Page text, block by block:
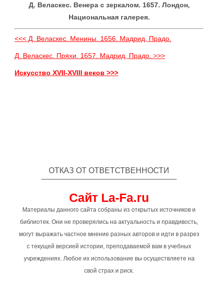
Д. Веласкес. Венера с зеркалом. 1657. Лондон,
Национальная галерея.
<<< Д. Веласкес. Менины. 1656. Мадрид, Прадо.
Д. Веласкес. Пряхи. 1657. Мадрид, Прадо. >>>
Искусство XVII-XVIII веков >>>
ОТКАЗ ОТ ОТВЕТСТВЕННОСТИ
Сайт La-Fa.ru
Материалы данного сайта собраны из открытых источников и
библиотек. Они не проверялись на актуальность и правдивость,
могут выражать частное мнение разных авторов и идти в разрез
с текущей версией истории, преподаваемой вам в учебных
учреждениях. Любое их использование вы осуществляете на
свой страх и риск.